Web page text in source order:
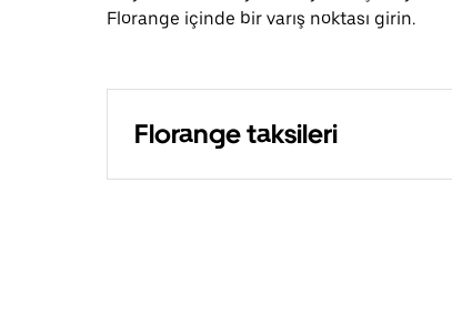
Florange içinde bir varış noktası girin.
Florange taksileri